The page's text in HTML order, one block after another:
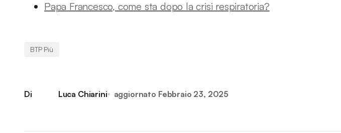
Papa Francesco, come sta dopo la crisi respiratoria?
BTP Più
Di Luca Chiarini aggiornato Febbraio 23, 2025